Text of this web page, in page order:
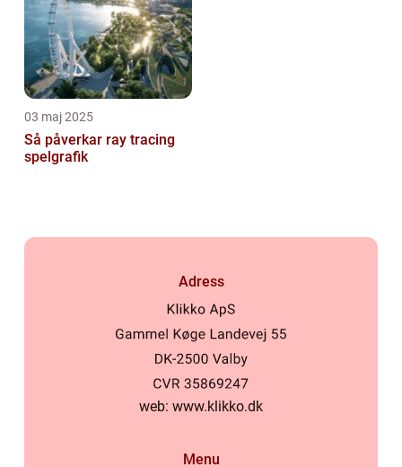
03 maj 2025
Så påverkar ray tracing
spelgrafik
Adress
web: www.klikko.dk
Menu